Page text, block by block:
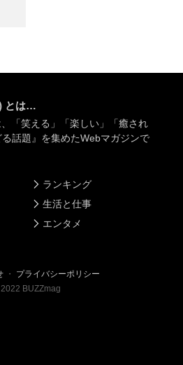
とは…
「笑える」「楽しい」「癒され
話題』を集めたWebマガジンで
ランキング
生活と仕事
エンタメ
・ プライバシーポリシー
2022 BUZZmag